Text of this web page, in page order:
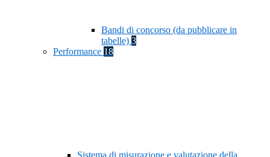
Bandi di concorso (da pubblicare in
tabelle) 3
Performance 18